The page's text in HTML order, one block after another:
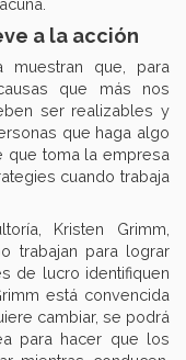
a la acción
muestran que, para
que más nos
ser realizables y
que haga algo
que toma la empresa
cuando trabaja
Kristen Grimm,
trabajan para lograr
de lucro identifiquen
está convencida
cambiar, se podrá
para hacer que los